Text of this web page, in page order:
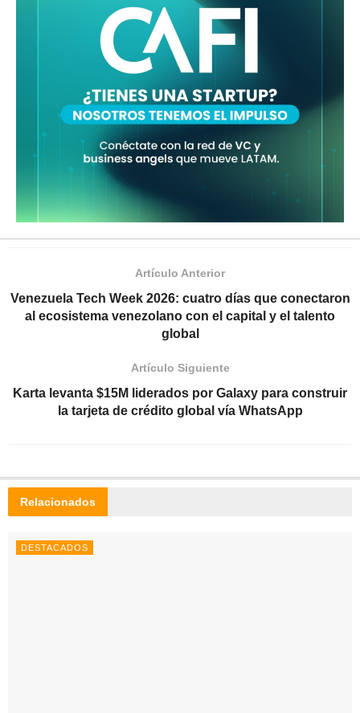
Artículo Anterior
Venezuela Tech Week 2026: cuatro días que conectaron
al ecosistema venezolano con el capital y el talento
global
Artículo Siguiente
Karta levanta $15M liderados por Galaxy para construir
la tarjeta de crédito global vía WhatsApp
Relacionados
DESTACADOS